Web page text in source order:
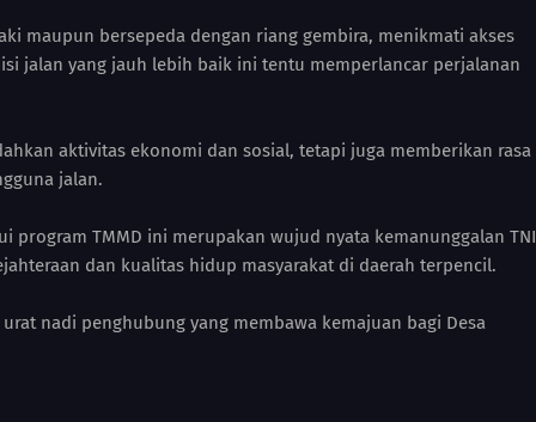
maupun bersepeda dengan riang gembira, menikmati akses
jalan yang jauh lebih baik ini tentu memperlancar perjalanan
aktivitas ekonomi dan sosial, tetapi juga memberikan rasa
jalan.
program TMMD ini merupakan wujud nyata kemanunggalan TNI
dan kualitas hidup masyarakat di daerah terpencil.
nadi penghubung yang membawa kemajuan bagi Desa